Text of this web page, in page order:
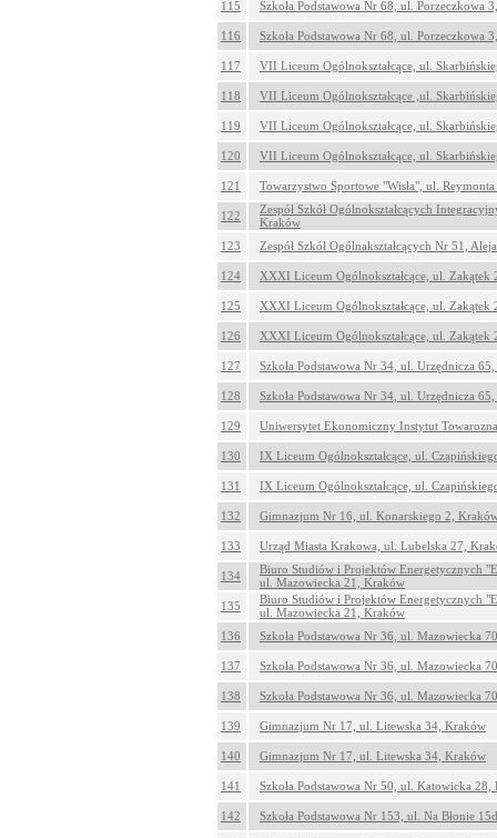
115 Szkoła Podstawowa Nr 68, ul. Porzeczkowa
116 Szkoła Podstawowa Nr 68, ul. Porzeczkowa
117 VII Liceum Ogólnokształcące, ul.
118 VII Liceum Ogólnokształcące ,ul.
119 VII Liceum Ogólnokształcące, ul.
120 VII Liceum Ogólnokształcące, ul.
121 Towarzystwo Sportowe "Wisła", ul.
122
Zespół Szkół Ogólnokształcących
Kraków
123
Zespół Szkół Ogólnakształcących Nr 51,
124 XXXI Liceum Ogólnokształcące, ul. Zakątek
125 XXXI Liceum Ogólnokształcące, ul. Zakątek
126 XXXI Liceum Ogólnokształcące, ul. Zakątek
127 Szkoła Podstawowa Nr 34, ul. Urzędnicza
128 Szkoła Podstawowa Nr 34, ul. Urzędnicza
129 Uniwersytet Ekonomiczny Instytut
130 IX Liceum Ogólnokształcące, ul.
131 IX Liceum Ogólnokształcące, ul.
132 Gimnazjum Nr 16, ul. Konarskiego 2,
133 Urząd Miasta Krakowa, ul. Lubelska 27,
134
Biuro Studiów i Projektów Energetycznych
ul. Mazowiecka 21, Kraków
135
Biuro Studiów i Projektów Energetycznych
ul. Mazowiecka 21, Kraków
136
Szkoła Podstawowa Nr 36, ul. Mazowiecka
137 Szkoła Podstawowa Nr 36, ul. Mazowiecka
138 Szkoła Podstawowa Nr 36, ul. Mazowiecka
139 Gimnazjum Nr 17, ul. Litewska 34, Kraków
140 Gimnazjum Nr 17, ul. Litewska 34, Kraków
141 Szkoła Podstawowa Nr 50, ul. Katowicka 28,
142 Szkoła Podstawowa Nr 153, ul. Na Błonie